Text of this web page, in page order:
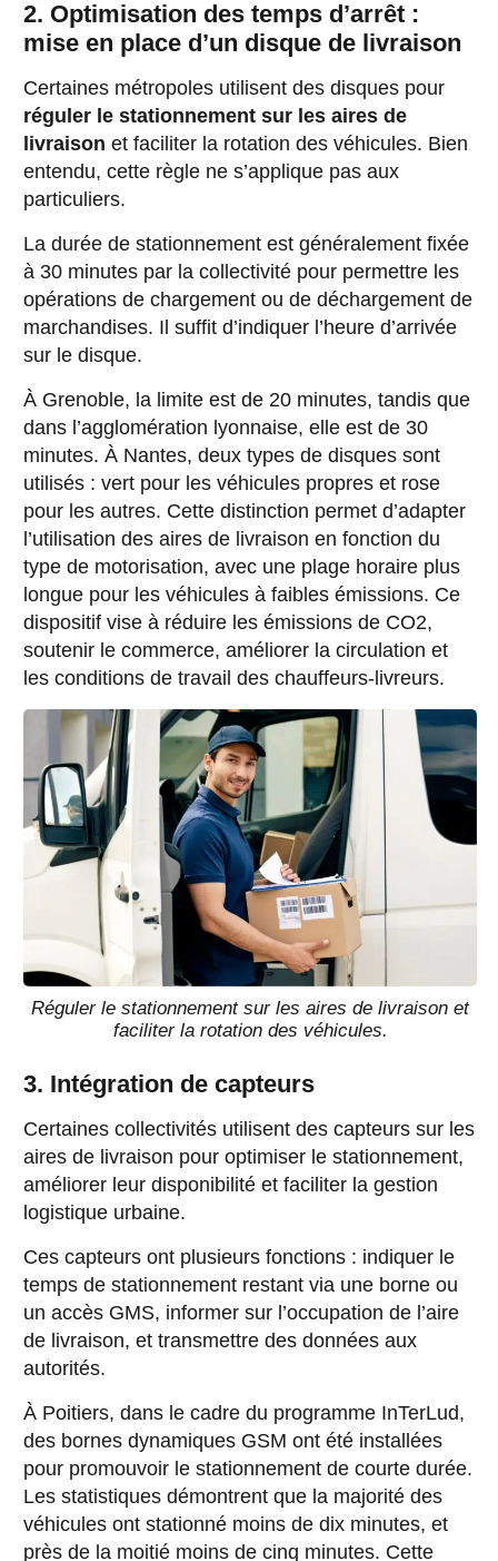
2. Optimisation des temps d’arrêt :
mise en place d’un disque de livraison
Certaines métropoles utilisent des disques pour
réguler le stationnement sur les aires de
livraison et faciliter la rotation des véhicules. Bien
entendu, cette règle ne s’applique pas aux
particuliers.
La durée de stationnement est généralement fixée
à 30 minutes par la collectivité pour permettre les
opérations de chargement ou de déchargement de
marchandises. Il suffit d’indiquer l’heure d’arrivée
sur le disque.
À Grenoble, la limite est de 20 minutes, tandis que
dans l’agglomération lyonnaise, elle est de 30
minutes. À Nantes, deux types de disques sont
utilisés : vert pour les véhicules propres et rose
pour les autres. Cette distinction permet d’adapter
l’utilisation des aires de livraison en fonction du
type de motorisation, avec une plage horaire plus
longue pour les véhicules à faibles émissions. Ce
dispositif vise à réduire les émissions de CO2,
soutenir le commerce, améliorer la circulation et
les conditions de travail des chauffeurs-livreurs.
Réguler le stationnement sur les aires de livraison et
faciliter la rotation des véhicules.
3. Intégration de capteurs
Certaines collectivités utilisent des capteurs sur les
aires de livraison pour optimiser le stationnement,
améliorer leur disponibilité et faciliter la gestion
logistique urbaine.
Ces capteurs ont plusieurs fonctions : indiquer le
temps de stationnement restant via une borne ou
un accès GMS, informer sur l’occupation de l’aire
de livraison, et transmettre des données aux
autorités.
À Poitiers, dans le cadre du programme InTerLud,
des bornes dynamiques GSM ont été installées
pour promouvoir le stationnement de courte durée.
Les statistiques démontrent que la majorité des
véhicules ont stationné moins de dix minutes, et
près de la moitié moins de cinq minutes. Cette